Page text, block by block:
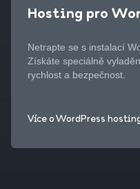
Hosting pro
Netrapte se s instalací
Získáte speciálně
rychlost a bezpečnost.
Více o WordPress